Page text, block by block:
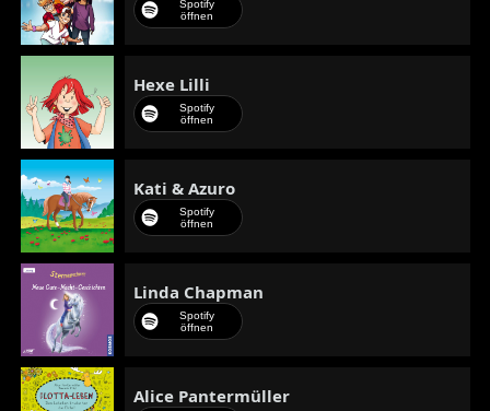
Spotify
öffnen
Hexe Lilli
Spotify
öffnen
Kati & Azuro
Spotify
öffnen
Linda Chapman
Spotify
öffnen
Alice Pantermüller